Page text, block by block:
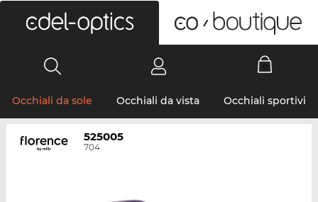
Occhiali da sole Occhiali da vista Occhiali sportivi
525005
704